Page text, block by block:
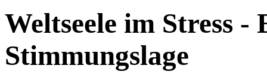
Weltseele im Stress -
Stimmungslage